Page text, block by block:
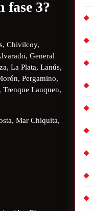
fase 3?
Chivilcoy,
General
La Plata, Lanús,
Pergamino,
Trenque Lauquen,
Mar Chiquita,